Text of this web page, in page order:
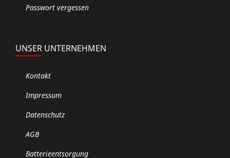
Passwort vergessen
UNSER UNTERNEHMEN
Kontakt
Impressum
Datenschutz
AGB
Batterieentsorgung